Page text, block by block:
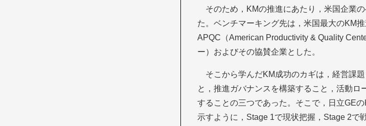
そのため，KMの推進にあたり，米国企業
た。ベンチマーキング先は，米国最大のKM
APQC（American Productivity & Quality
ー）およびその協賛企業とした。
そこから学んだKM成功のカギは，経営課
と，推進ガバナンスを構築すること，活動ロ
することの三つであった。そこで，日立GEの
示すように，Stage 1で現状把握，Stage 2で